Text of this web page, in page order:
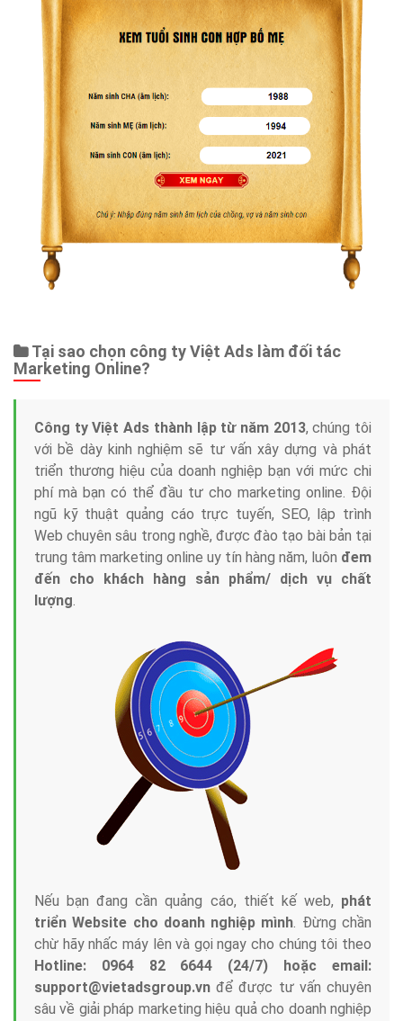
Tại sao chọn công ty Việt Ads làm đối tác
Marketing Online?
Công ty Việt Ads thành lập từ năm 2013, chúng tôi
với bề dày kinh nghiệm sẽ tư vấn xây dựng và phát
triển thương hiệu của doanh nghiệp bạn với mức chi
phí mà bạn có thể đầu tư cho marketing online. Đội
ngũ kỹ thuật quảng cáo trực tuyến, SEO, lập trình
Web chuyên sâu trong nghề, được đào tạo bài bản tại
trung tâm marketing online uy tín hàng năm, luôn đem
đến cho khách hàng sản phẩm/ dịch vụ chất
lượng.
Nếu bạn đang cần quảng cáo, thiết kế web, phát
triển Website cho doanh nghiệp mình. Đừng chần
chừ hãy nhấc máy lên và gọi ngay cho chúng tôi theo
Hotline: 0964 82 6644 (24/7) hoặc email:
support@vietadsgroup.vn để được tư vấn chuyên
sâu về giải pháp marketing hiệu quả cho doanh nghiệp